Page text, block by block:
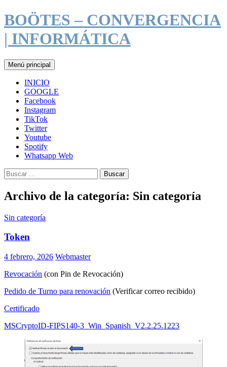
Saltar
al
contenido
BOÖTES – CONVERGENCIA
| INFORMÁTICA
Buscar
Menú principal
INICIO
GOOGLE
Facebook
Instagram
TikTok
Twitter
Youtube
Spotify
Whatsapp Web
Buscar:
Archivo de la categoría: Sin categoría
Sin categoría
Token
4 febrero, 2026 Webmaster
Revocación (con Pin de Revocación)
Pedido de Turno para renovación (Verificar correo recibido)
Certificado
MSCryptoID-FIPS140-3_Win_Spanish_V2.2.25.1223